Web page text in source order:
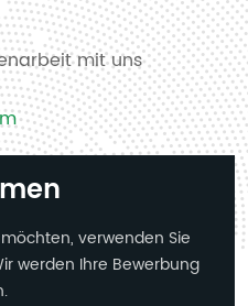
mit uns
verwenden Sie
werden Ihre Bewerbung